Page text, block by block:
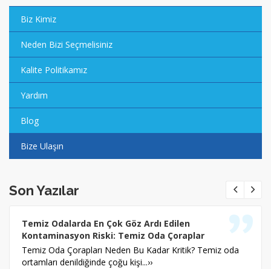
Biz Kimiz
Neden Bizi Seçmelisiniz
Kalite Politikamız
Yardım
Blog
Bize Ulaşın
Son Yazılar
Temiz Odalarda En Çok Göz Ardı Edilen
Kontaminasyon Riski: Temiz Oda Çoraplar
Temiz Oda Çorapları Neden Bu Kadar Kritik? Temiz oda
ortamları denildiğinde çoğu kişi...››